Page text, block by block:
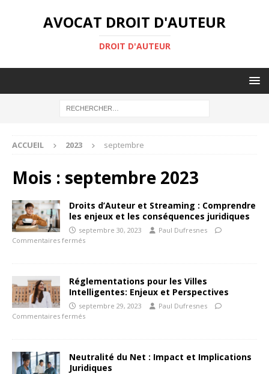
AVOCAT DROIT D'AUTEUR
DROIT D'AUTEUR
ACCUEIL 2023 septembre
Mois : septembre 2023
Droits d’Auteur et Streaming : Comprendre
les enjeux et les conséquences juridiques
septembre 30, 2023
Paul Dufresnes
Commentaires fermés
Réglementations pour les Villes
Intelligentes: Enjeux et Perspectives
septembre 29, 2023
Paul Dufresnes
Commentaires fermés
Neutralité du Net : Impact et Implications
Juridiques